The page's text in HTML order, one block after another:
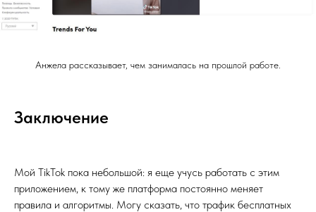
Анжела рассказывает, чем занималась на прошлой работе.
Заключение
Мой TikTok пока небольшой: я еще учусь работать с этим
приложением, к тому же платформа постоянно меняет
правила и алгоритмы. Могу сказать, что трафик бесплатных